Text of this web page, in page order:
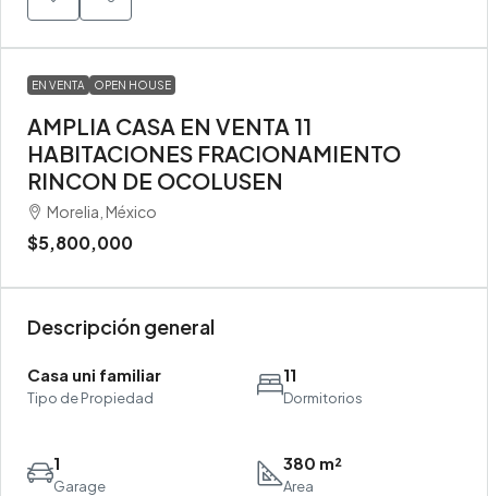
EN VENTA OPEN HOUSE
AMPLIA CASA EN VENTA 11
HABITACIONES FRACIONAMIENTO
RINCON DE OCOLUSEN
Morelia, México
$5,800,000
Descripción general
Casa uni familiar
Tipo de Propiedad
11
Dormitorios
1
Garage
380 m²
Area